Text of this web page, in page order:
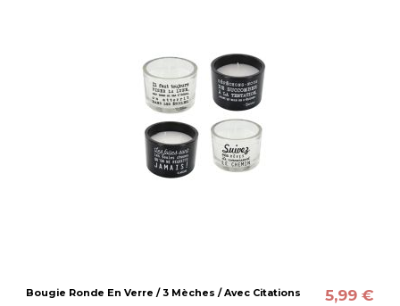
Bougie Ronde En Verre / 3 Mèches / Avec Citations 5,99 €